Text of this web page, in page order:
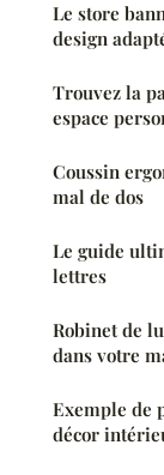
Le store
design
Trouvez la
espace
Coussin
mal de dos
Le guide
lettres
Robinet de
dans votre
Exemple de
décor